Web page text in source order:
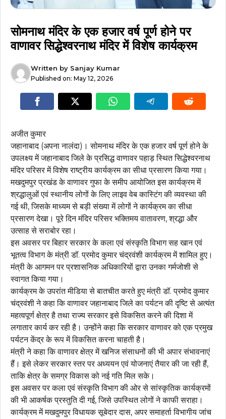
सोमनाथ मंदिर के एक हजार वर्ष पूर्ण होने पर
वाणावर सिद्धेश्वरनाथ मंदिर में विशेष कार्यक्रम
Written by Sanjay Kumar
Published on: May 12, 2026
अजीत कुमार
जहानाबाद (अपना नालंदा)। सोमनाथ मंदिर के एक हजार वर्ष पूर्ण होने के
उपलक्ष्य में जहानाबाद जिले के प्रसिद्ध वाणावर पहाड़ स्थित सिद्धेश्वरनाथ
मंदिर परिसर में विशेष राष्ट्रीय कार्यक्रम का सीधा प्रसारण किया गया।
मखदुमपुर प्रखंड के वाणावर गुफा के समीप आयोजित इस कार्यक्रम में
श्रद्धालुओं एवं स्थानीय लोगों के लिए लाइव वेब कास्टिंग की व्यवस्था की
गई थी, जिसके माध्यम से बड़ी संख्या में लोगों ने कार्यक्रम का सीधा
प्रसारण देखा। पूरे दिन मंदिर परिसर भक्तिमय वातावरण, श्रद्धा और
उत्साह से सराबोर रहा।
इस अवसर पर बिहार सरकार के कला एवं संस्कृति विभाग सह खान एवं
भूतत्व विभाग के मंत्री डॉ. प्रमोद कुमार चंद्रवंशी कार्यक्रम में शामिल हुए।
मंत्री के आगमन पर प्रशासनिक अधिकारियों द्वारा उनका गर्मजोशी से
स्वागत किया गया।
कार्यक्रम के उपरांत मीडिया से बातचीत करते हुए मंत्री डॉ. प्रमोद कुमार
चंद्रवंशी ने कहा कि वाणावर जहानाबाद जिले का पर्यटन की दृष्टि से अत्यंत
महत्वपूर्ण क्षेत्र है तथा राज्य सरकार इसे विकसित करने की दिशा में
लगातार कार्य कर रही है। उन्होंने कहा कि सरकार वाणावर को एक प्रमुख
पर्यटन केंद्र के रूप में विकसित करना चाहती है।
मंत्री ने कहा कि वाणावर क्षेत्र में खनिज संसाधनों की भी अपार संभावनाएं
हैं। इसे लेकर सरकार स्तर पर अध्ययन एवं योजनाएं तैयार की जा रही हैं,
ताकि क्षेत्र के समग्र विकास को नई गति मिल सके।
इस अवसर पर कला एवं संस्कृति विभाग की ओर से सांस्कृतिक कार्यक्रमों
की भी आकर्षक प्रस्तुति दी गई, जिसे उपस्थित लोगों ने काफी सराहा।
कार्यक्रम में मखदुमपुर विधायक सूबेदार दास, अपर समाहर्ता विभागीय जांच